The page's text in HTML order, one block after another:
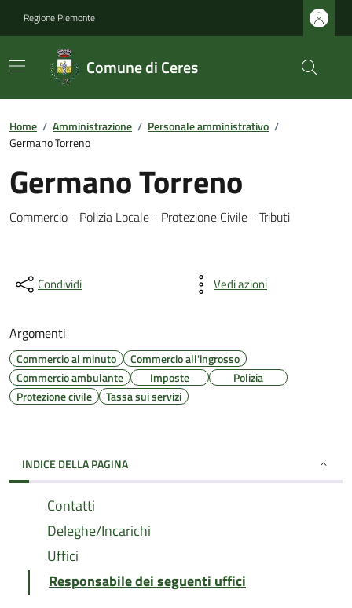
Regione Piemonte
Comune di Ceres
Home / Amministrazione / Personale amministrativo /
Germano Torreno
Germano Torreno
Commercio - Polizia Locale - Protezione Civile - Tributi
Condividi Vedi azioni
Argomenti
Commercio al minuto
Commercio all'ingrosso
Commercio ambulante
Imposte
Polizia
Protezione civile
Tassa sui servizi
INDICE DELLA PAGINA
Contatti
Deleghe/Incarichi
Uffici
Responsabile dei seguenti uffici